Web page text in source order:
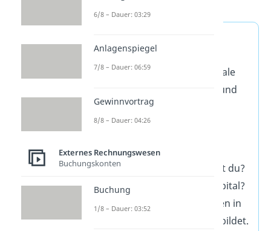
liefert dir am Ende eines
Geschäftsjahres zwei zentrale
und
dieGuV.
Momentaufnahme
Unternehmens: Was besitzt du?
Und woher stammt das Kapital?
Diese Informationen werden in
abgebildet.
6/8 – Dauer: 03:29
Anlagenspiegel
7/8 – Dauer: 06:59
Gewinnvortrag
8/8 – Dauer: 04:26
Externes Rechnungswesen
Buchungskonten
Buchung
1/8 – Dauer: 03:52